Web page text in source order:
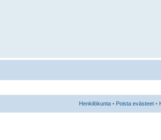
Henkilökunta • Poista evästeet •